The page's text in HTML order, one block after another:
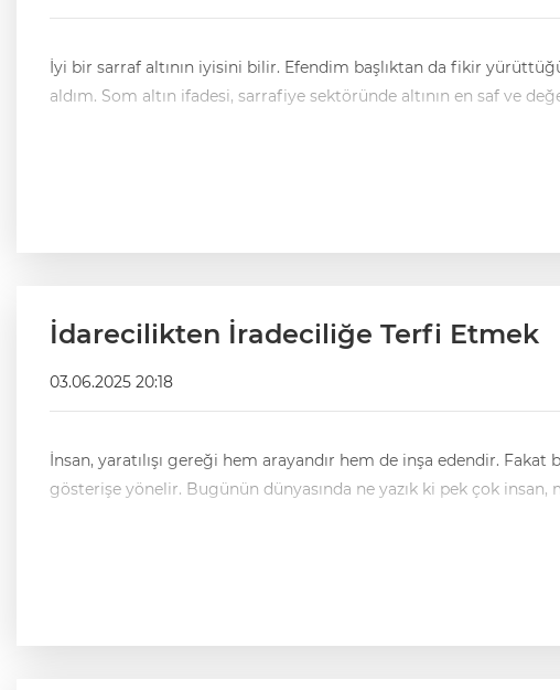
İyi bir sarraf altının iyisini bilir. Efendim başlıktan da fikir
aldım. Som altın ifadesi, sarrafiye sektöründe altının en saf ve
İdarecilikten İradeciliğe Terfi Etmek
03.06.2025 20:18
İnsan, yaratılışı gereği hem arayandır hem de inşa edendir.
gösterişe yönelir. Bugünün dünyasında ne yazık ki